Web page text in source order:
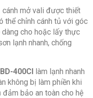
cánh mở vali được thiết
thể chỉnh cánh tủ với góc
cho hoặc lấy thực
lạnh nhanh, chống
400CI làm lạnh nhanh
không bị làm phiền khi
bảo an toàn cho hệ